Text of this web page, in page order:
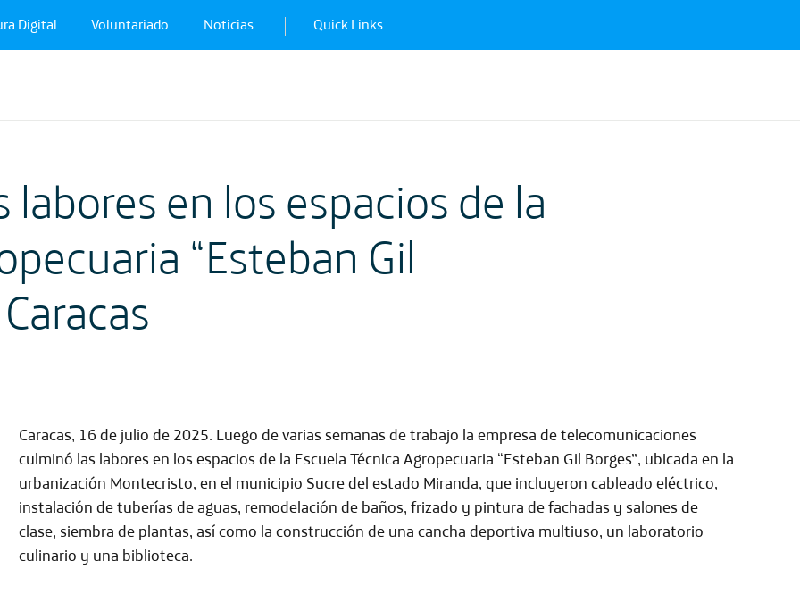
Digital Voluntariado Noticias Quick Links
en los espacios de la
“Esteban Gil
Caracas, 16 de julio de 2025. Luego de varias semanas de trabajo la empresa de telecomunicaciones
culminó las labores en los espacios de la Escuela Técnica Agropecuaria “Esteban Gil Borges”, ubicada en la
urbanización Montecristo, en el municipio Sucre del estado Miranda, que incluyeron cableado eléctrico,
instalación de tuberías de aguas, remodelación de baños, frizado y pintura de fachadas y salones de
clase, siembra de plantas, así como la construcción de una cancha deportiva multiuso, un laboratorio
culinario y una biblioteca.